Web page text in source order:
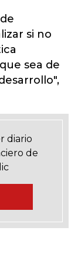
si no
sea de
diario
de